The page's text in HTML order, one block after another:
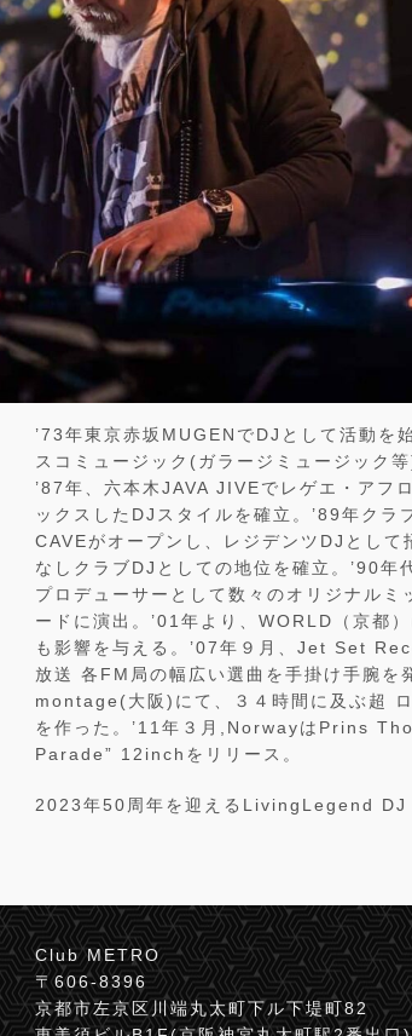
’73年東京赤坂MUGENでDJとして活動を
スコミュージック(ガラージミュージック
’87年、六本木JAVA JIVEでレゲエ・アフ
ックスしたDJスタイルを確立。’89年ク
CAVEがオープンし、レジデンツDJとして
なしクラブDJとしての地位を確立。’90
プロデューサーとして数々のオリジナル
ードに演出。’01年より、WORLD（京都
も影響を与える。’07年９月、Jet Set
放送 各FM局の幅広い選曲を手掛け手腕を
montage(大阪)にて、３４時間に及ぶ超
を作った。’11年３月,NorwayはPrins
Parade” 12inchをリリース。
2023年50周年を迎えるLivingLegend DJ
Club METRO
〒606-8396
京都市左京区川端丸太町下ル下堤町82